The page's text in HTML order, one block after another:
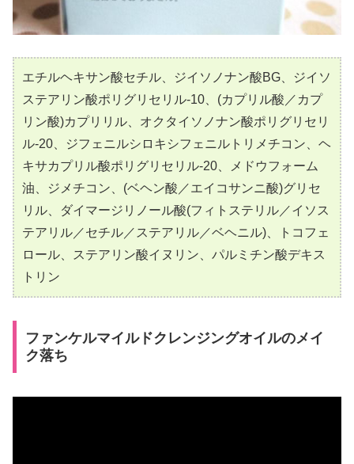
エチルヘキサン酸セチル、ジイソノナン酸BG、ジイソ
ステアリン酸ポリグリセリル-10、(カプリル酸／カプ
リン酸)カプリリル、オクタイソノナン酸ポリグリセリ
ル-20、ジフェニルシロキシフェニルトリメチコン、ヘ
キサカプリル酸ポリグリセリル-20、メドウフォーム
油、ジメチコン、(ベヘン酸／エイコサンニ酸)グリセ
リル、ダイマージリノール酸(フィトステリル／イソス
テアリル／セチル／ステアリル／ベヘニル)、トコフェ
ロール、ステアリン酸イヌリン、パルミチン酸デキス
トリン
ファンケルマイルドクレンジングオイルのメイ
ク落ち